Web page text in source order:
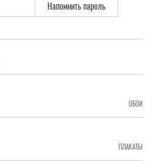
Напомнить пароль
ОБОИ
ПЛАКАТЫ